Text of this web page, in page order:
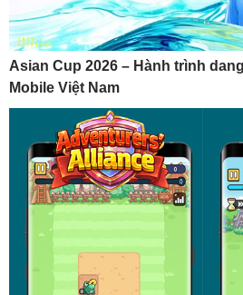
Asian Cup 2026 – Hành trình
Mobile Việt Nam